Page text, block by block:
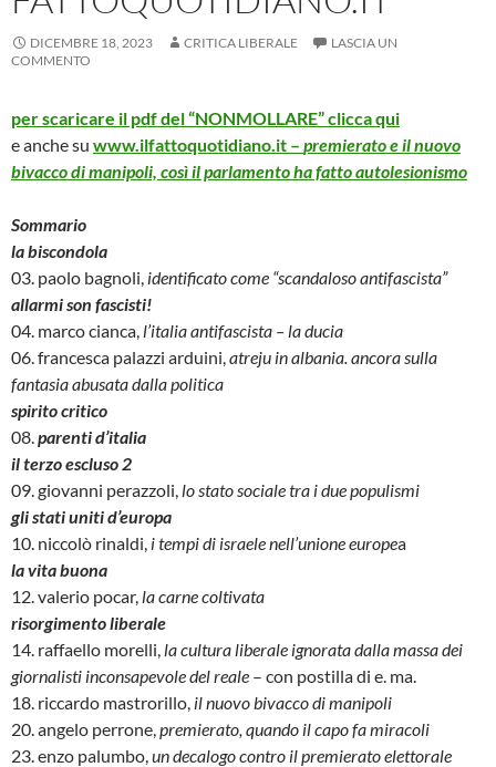
DICEMBRE 18, 2023 CRITICA LIBERALE
LASCIA UN
COMMENTO
per scaricare il pdf del “NONMOLLARE” clicca qui
e anche su www.ilfattoquotidiano.it – premierato e il nuovo
bivacco di manipoli, così il parlamento ha fatto autolesionismo
Sommario
la biscondola
03. paolo bagnoli, identificato come “scandaloso antifascista”
allarmi son fascisti!
04. marco cianca, l’italia antifascista – la ducia
06. francesca palazzi arduini, atreju in albania. ancora sulla
fantasia abusata dalla politica
spirito critico
08. parenti d’italia
il terzo escluso 2
09. giovanni perazzoli, lo stato sociale tra i due populismi
gli stati uniti d’europa
10. niccolò rinaldi, i tempi di israele nell’unione europea
la vita buona
12. valerio pocar, la carne coltivata
risorgimento liberale
14. raffaello morelli, la cultura liberale ignorata dalla massa dei
giornalisti inconsapevole del reale – con postilla di e. ma.
18. riccardo mastrorillo, il nuovo bivacco di manipoli
20. angelo perrone, premierato, quando il capo fa miracoli
23. enzo palumbo, un decalogo contro il premierato elettorale